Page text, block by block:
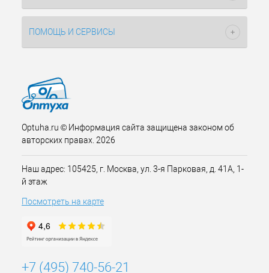
ПОМОЩЬ И СЕРВИСЫ
Optuha.ru © Информация сайта защищена законом об
авторских правах. 2026
Наш адрес: 105425, г. Москва, ул. 3-я Парковая, д. 41А, 1-
й этаж
Посмотреть на карте
+7 (495) 740-56-21